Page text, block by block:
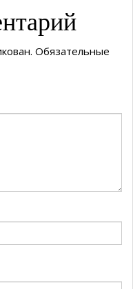
Обязательные